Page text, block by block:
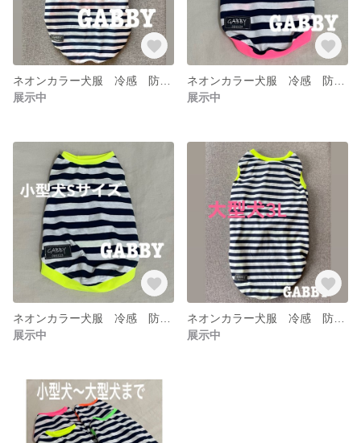
展示中
展示中
展示中
展示中